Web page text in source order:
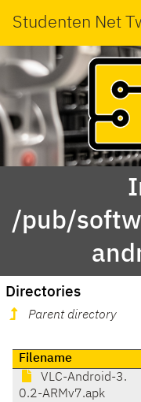
Studenten Net
/pub/
Directories
Parent directory
Filename
VLC-Android-3.
0.2-ARMv7.apk